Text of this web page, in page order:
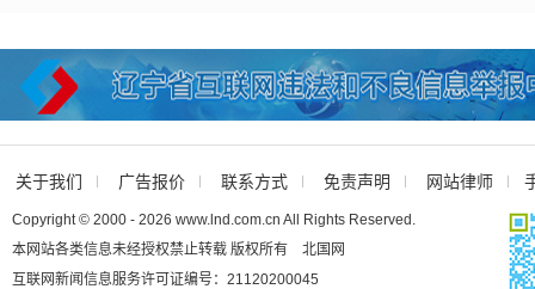
关于我们 广告报价 联系方式 免责声明 网站律师
Copyright © 2000 - 2026 www.lnd.com.cn All Rights Reserved.
本网站各类信息未经授权禁止转载 版权所有 北国网
互联网新闻信息服务许可证编号：21120200045